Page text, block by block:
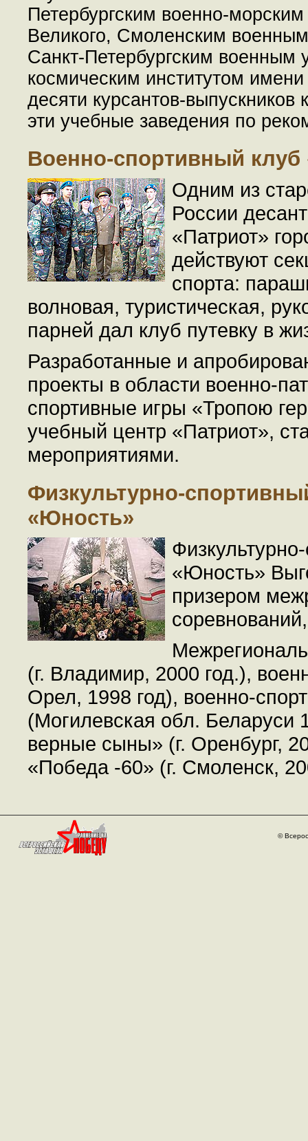
Петербургским военно-
Великого, Смоленским
Санкт-Петербургским военным
космическим институтом
десяти курсантов-выпускников
эти учебные заведения по
Военно-спортивный клуб
Одним из
России
«Патриот»
действуют
спорта:
волновая, туристическая,
парней дал клуб путевку в
Разработанные и
проекты в области военно-
спортивные игры «Тропою
учебный центр «Патриот»,
мероприятиями.
Физкультурно-
«Юность»
«Юность»
призером
(г. Владимир, 2000 год.),
Орел, 1998 год), военно-
(Могилевская обл. Беларуси
верные сыны» (г. Оренбург,
«Победа -60» (г. Смоленск,
©